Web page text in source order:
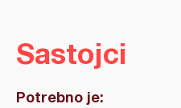
Sastojci
Potrebno je: